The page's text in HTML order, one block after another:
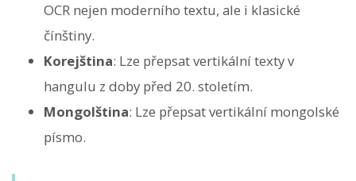
OCR nejen moderního textu, ale i klasické
čínštiny.
Korejština: Lze přepsat vertikální texty v
hangulu z doby před 20. stoletím.
Mongolština: Lze přepsat vertikální mongolské
písmo.